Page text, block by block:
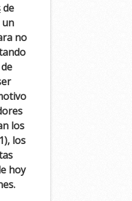
de
un
no
los
los
hoy